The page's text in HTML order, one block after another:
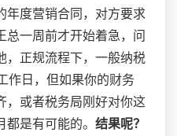
年度营销合同，对方要求
总一周前才开始着急，问
，正规流程下，一般纳税
作日，但如果你的财务
，或者税务局刚好对你这
是有可能的。 结果呢？